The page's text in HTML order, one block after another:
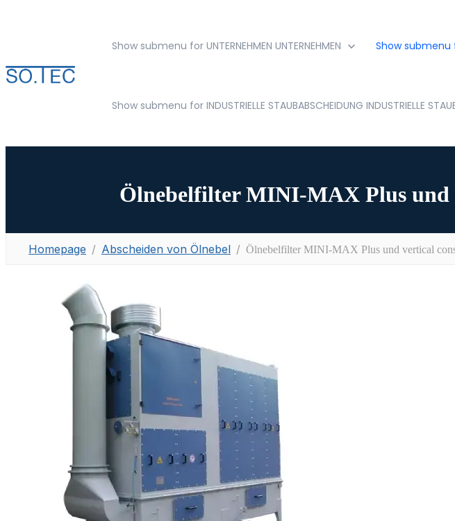
Show submenu for UNTERNEHMEN UNTERNEHMEN Show submenu
Show submenu for INDUSTRIELLE STAUBABSCHEIDUNG INDUSTRIELLE
Ölnebelfilter MINI-MAX Plus und
Homepage Abscheiden von Ölnebel Ölnebelfilter MINI-MAX Plus und vertical